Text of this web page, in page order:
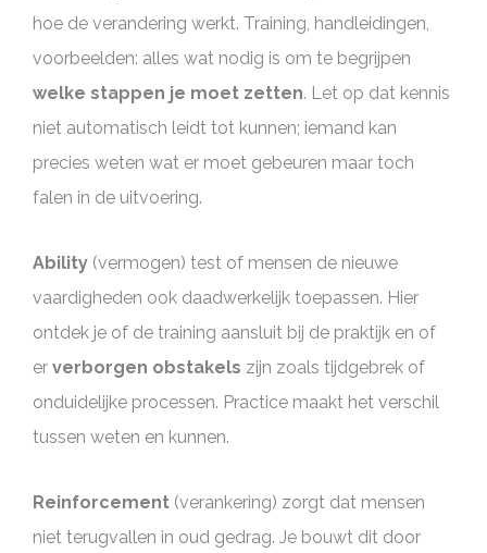
hoe de verandering werkt. Training, handleidingen,
voorbeelden: alles wat nodig is om te begrijpen
welke stappen je moet zetten. Let op dat kennis
niet automatisch leidt tot kunnen; iemand kan
precies weten wat er moet gebeuren maar toch
falen in de uitvoering.
Ability (vermogen) test of mensen de nieuwe
vaardigheden ook daadwerkelijk toepassen. Hier
ontdek je of de training aansluit bij de praktijk en of
er verborgen obstakels zijn zoals tijdgebrek of
onduidelijke processen. Practice maakt het verschil
tussen weten en kunnen.
Reinforcement (verankering) zorgt dat mensen
niet terugvallen in oud gedrag. Je bouwt dit door